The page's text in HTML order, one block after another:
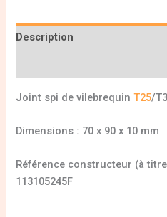
Description
Joint spi de vilebrequinT25/
Dimensions : 70 x 90 x 10 mm
Référence constructeur (à
113105245F